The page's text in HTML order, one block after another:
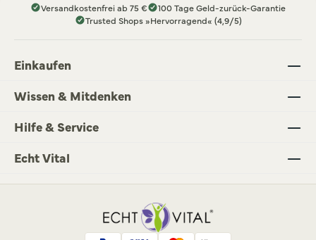
Versandkostenfrei ab 75 €
100 Tage Geld-zurück-Garantie
Trusted Shops »Hervorragend« (4,9/5)
Einkaufen
Wissen & Mitdenken
Hilfe & Service
Echt Vital